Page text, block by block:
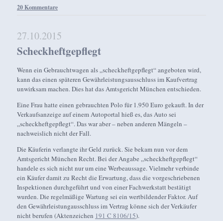
20 Kommentare
27.10.2015
Scheckheftgepflegt
Wenn ein Gebrauchtwagen als „scheckheftgepflegt“ angeboten wird,
kann das einen späteren Gewährleistungsausschluss im Kaufvertrag
unwirksam machen. Dies hat das Amtsgericht München entschieden.
Eine Frau hatte einen gebrauchten Polo für 1.950 Euro gekauft. In der
Verkaufsanzeige auf einem Autoportal hieß es, das Auto sei
„scheckheftgepflegt“. Das war aber – neben anderen Mängeln –
nachweislich nicht der Fall.
Die Käuferin verlangte ihr Geld zurück. Sie bekam nun vor dem
Amtsgericht München Recht. Bei der Angabe „scheckheftgepflegt“
handele es sich nicht nur um eine Werbeaussage. Vielmehr verbinde
ein Käufer damit zu Recht die Erwartung, dass die vorgeschriebenen
Inspektionen durchgeführt und von einer Fachwerkstatt bestätigt
wurden. Die regelmäßige Wartung sei ein wertbildender Faktor. Auf
den Gewährleistungausschluss im Vertrag könne sich der Verkäufer
nicht berufen (Aktenzeichen 191 C 8106/15).